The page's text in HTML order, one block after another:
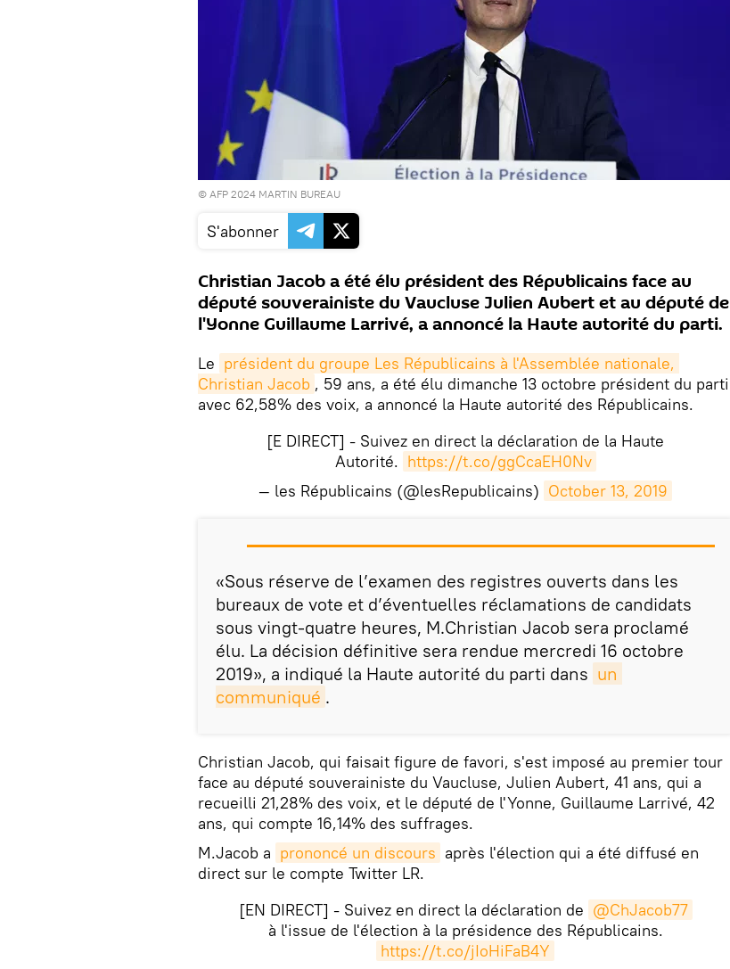
© AFP 2024 MARTIN BUREAU
S'abonner
Christian Jacob a été élu président des Républicains face au
député souverainiste du Vaucluse Julien Aubert et au député de
l'Yonne Guillaume Larrivé, a annoncé la Haute autorité du parti.
Le président du groupe Les Républicains à l'Assemblée nationale,
Christian Jacob , 59 ans, a été élu dimanche 13 octobre président du parti
avec 62,58% des voix, a annoncé la Haute autorité des Républicains.
[E DIRECT] - Suivez en direct la déclaration de la Haute
Autorité. https://t.co/ggCcaEH0Nv
— les Républicains (@lesRepublicains) October 13, 2019
​«Sous réserve de l’examen des registres ouverts dans les
bureaux de vote et d’éventuelles réclamations de candidats
sous vingt-quatre heures, M.Christian Jacob sera proclamé
élu. La décision définitive sera rendue mercredi 16 octobre
2019», a indiqué la Haute autorité du parti dans un
communiqué .
Christian Jacob, qui faisait figure de favori, s'est imposé au premier tour
face au député souverainiste du Vaucluse, Julien Aubert, 41 ans, qui a
recueilli 21,28% des voix, et le député de l'Yonne, Guillaume Larrivé, 42
ans, qui compte 16,14% des suffrages.
M.Jacob a prononcé un discours après l'élection qui a été diffusé en
direct sur le compte Twitter LR.
[EN DIRECT] - Suivez en direct la déclaration de @ChJacob77
à l'issue de l'élection à la présidence des Républicains.
https://t.co/jIoHiFaB4Y